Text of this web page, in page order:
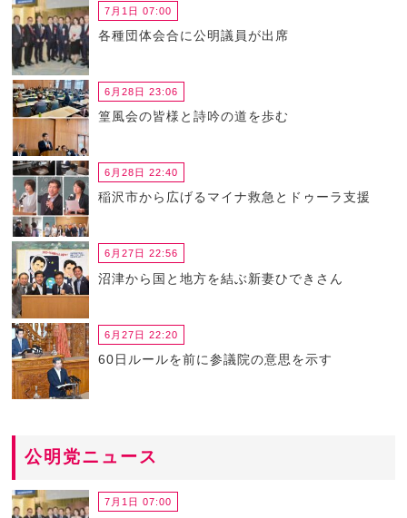
7月1日 07:00
各種団体会合に公明議員が出席
6月28日 23:06
篁風会の皆様と詩吟の道を歩む
6月28日 22:40
稲沢市から広げるマイナ救急とドゥーラ支援
6月27日 22:56
沼津から国と地方を結ぶ新妻ひできさん
6月27日 22:20
60日ルールを前に参議院の意思を示す
公明党ニュース
7月1日 07:00